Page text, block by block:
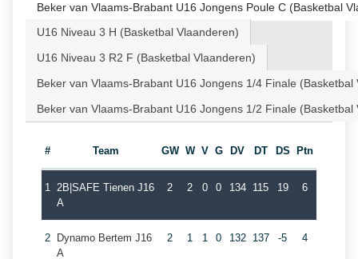
Beker van Vlaams-Brabant U16 Jongens Poule C (Basketbal
U16 Niveau 3 H (Basketbal Vlaanderen)
U16 Niveau 3 R2 F (Basketbal Vlaanderen)
Beker van Vlaams-Brabant U16 Jongens 1/4 Finale (Basketbal
Beker van Vlaams-Brabant U16 Jongens 1/2 Finale (Basketbal
# Team GW W V G DV DT DS Ptn
1 2B|SAFE Tienen J16
A
2 2 0 0 134 115 19 6
2
Dynamo Bertem J16
A
2 1 1 0 132 137 -5 4